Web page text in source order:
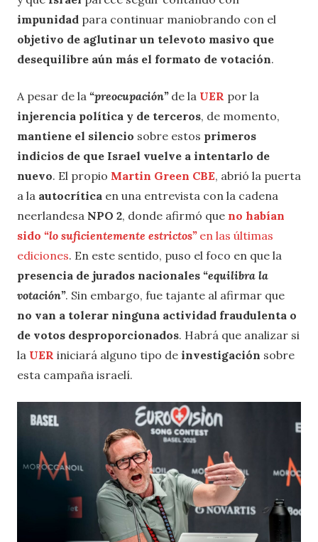
impunidad para continuar maniobrando con el
objetivo de aglutinar un televoto masivo que
desequilibre aún más el formato de votación.
A pesar de la “preocupación”de la UER por la
injerencia política y de terceros, de momento,
mantiene el silencio sobre estos primeros
indicios de que Israel vuelve a intentarlo de
nuevo. El propio Martin Green CBE, abrió la puerta
a la autocrítica en una entrevista con la cadena
neerlandesa NPO 2, donde afirmó que no habían
sido “lo suficientemente estrictos”en las últimas
ediciones. En este sentido, puso el foco en que la
presencia de jurados nacionales “equilibra la
votación”. Sin embargo, fue tajante al afirmar que
no van a tolerar ninguna actividad fraudulenta o
de votos desproporcionados. Habrá que analizar si
la UER iniciará alguno tipo de investigación sobre
esta campaña israelí.